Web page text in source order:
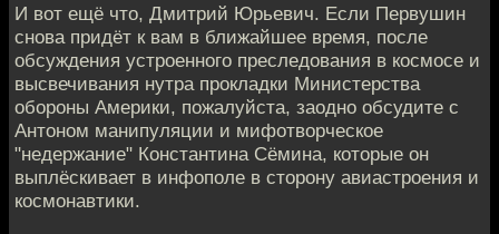
И вот ещё что, Дмитрий Юрьевич. Если Первушин
снова придёт к вам в ближайшее время, после
обсуждения устроенного преследования в космосе и
высвечивания нутра прокладки Министерства
обороны Америки, пожалуйста, заодно обсудите с
Антоном манипуляции и мифотворческое
"недержание" Константина Сёмина, которые он
выплёскивает в инфополе в сторону авиастроения и
космонавтики.